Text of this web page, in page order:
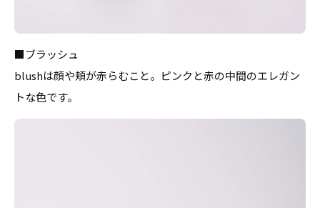
■ブラッシュ
blushは顔や頬が赤らむこと。ピンクと赤の中間のエレガン
トな色です。